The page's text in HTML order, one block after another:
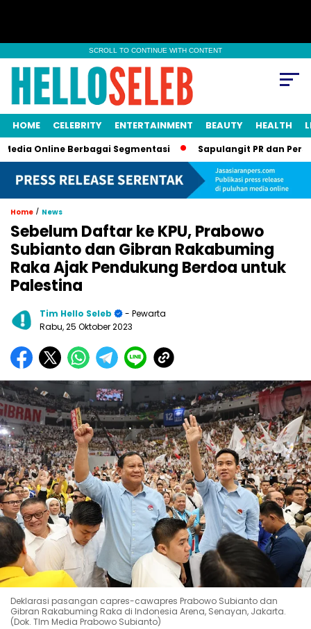
SCROLL TO CONTINUE WITH CONTENT
HOME CELEBRITY ENTERTAINMENT BEAUTY HEALTH
Berbagai Segmentasi Sapulangit PR dan
Home / News
Sebelum Daftar ke KPU, Prabowo
Subianto dan Gibran Rakabuming
Raka Ajak Pendukung Berdoa untuk
Palestina
Tim Hello Seleb
- Pewarta
Rabu, 25 Oktober 2023
Deklarasi pasangan capres-cawapres Prabowo Subianto dan
Gibran Rakabuming Raka di Indonesia Arena, Senayan, Jakarta.
(Dok. TIm Media Prabowo Subianto)